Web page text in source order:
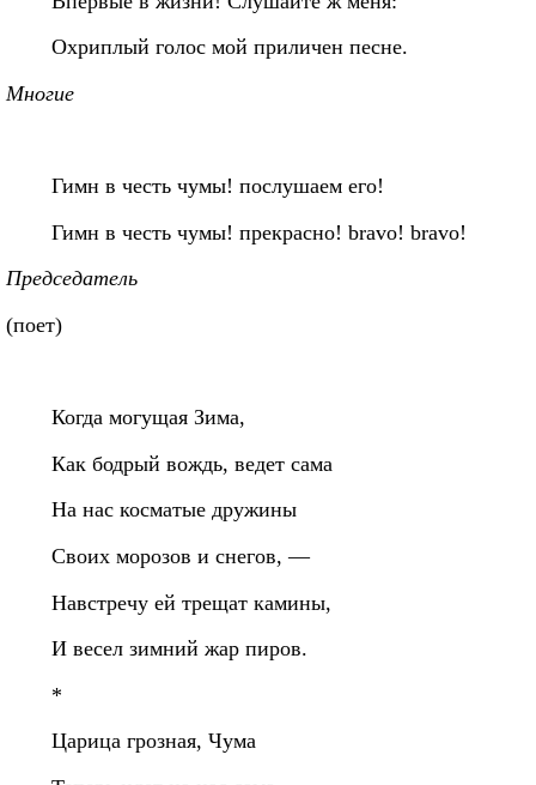
Охриплый голос мой приличен песне.
Многие
Гимн в честь чумы! послушаем его!
Гимн в честь чумы! прекрасно! bravo! bravo!
Председатель
(поет)
Когда могущая Зима,
Как бодрый вождь, ведет сама
На нас косматые дружины
Своих морозов и снегов, —
Навстречу ей трещат камины,
И весел зимний жар пиров.
*
Царица грозная, Чума